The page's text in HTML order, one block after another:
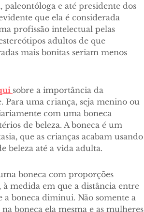
e até presidente dos
que ela é considerada
profissão intelectual pelas
adultos de que
mais bonitas seriam menos
sobre a importância da
Para uma criança, seja menino ou
com uma boneca
de beleza. A boneca é um
que as crianças acabam usando
beleza até a vida adulta.
boneca com proporções
à medida em que a distância entre
boneca diminui. Não somente a
boneca ela mesma e as mulheres